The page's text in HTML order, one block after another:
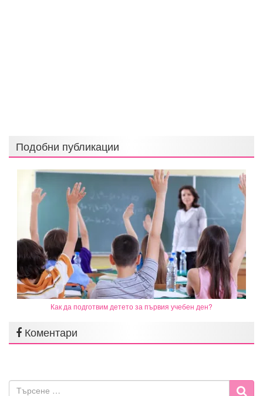
Подобни публикации
Как да подготвим детето за първия учебен ден?
Коментари